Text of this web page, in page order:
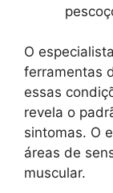
O
ferramentas
essas
revela o
sintomas. O
áreas de
muscular.